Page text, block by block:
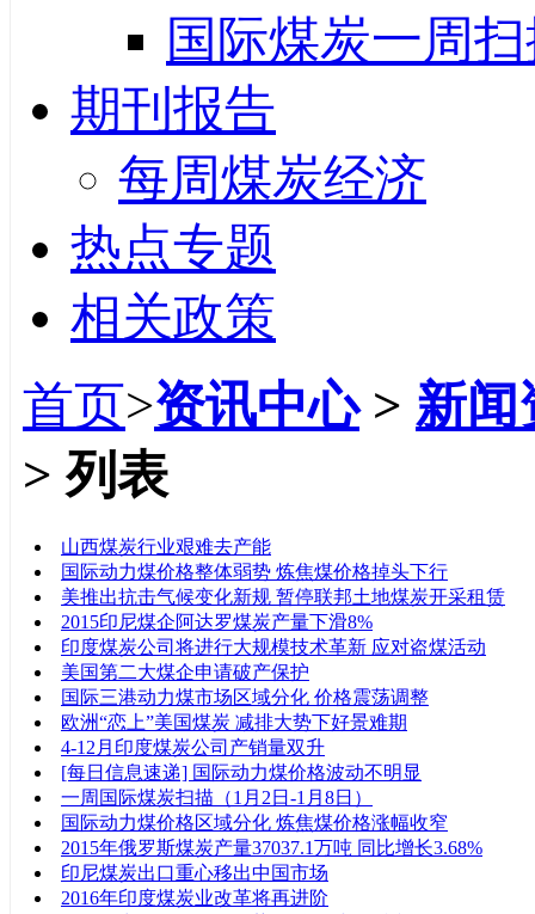
国际煤炭一周
期刊报告
每周煤炭经济
热点专题
相关政策
首页>资讯中心> 新闻
> 列表
山西煤炭行业艰难去产能
国际动力煤价格整体弱势 炼焦煤价格掉头下行
美推出抗击气候变化新规 暂停联邦土地煤炭开采租赁
2015印尼煤企阿达罗煤炭产量下滑8%
印度煤炭公司将进行大规模技术革新 应对盗煤活动
美国第二大煤企申请破产保护
国际三港动力煤市场区域分化 价格震荡调整
欧洲“恋上”美国煤炭 减排大势下好景难期
4-12月印度煤炭公司产销量双升
[每日信息速递] 国际动力煤价格波动不明显
一周国际煤炭扫描（1月2日-1月8日）
国际动力煤价格区域分化 炼焦煤价格涨幅收窄
2015年俄罗斯煤炭产量37037.1万吨 同比增长3.68%
印尼煤炭出口重心移出中国市场
2016年印度煤炭业改革将再进阶